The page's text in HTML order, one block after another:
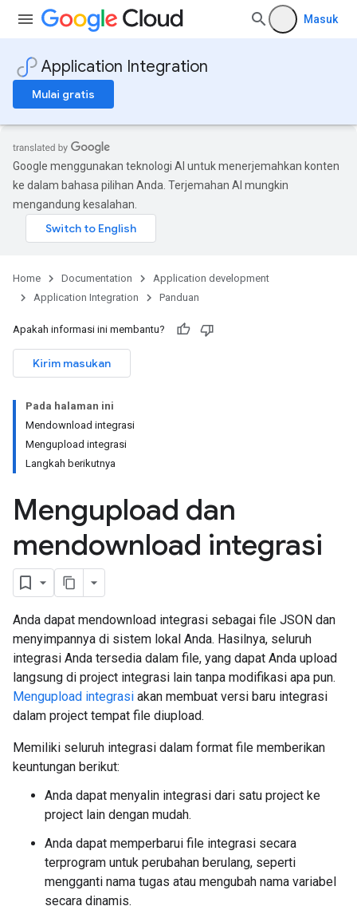
Masuk
Application Integration
Mulai gratis
Google menggunakan teknologi AI untuk menerjemahkan konten
ke dalam bahasa pilihan Anda. Terjemahan AI mungkin
mengandung kesalahan.
Home Documentation
Application development
Application Integration
Panduan
Apakah informasi ini membantu?
Kirim masukan
Pada halaman ini
Mendownload integrasi
Mengupload integrasi
Langkah berikutnya
Mengupload dan
mendownload integrasi
Anda dapat mendownload integrasi sebagai file JSON dan
menyimpannya di sistem lokal Anda. Hasilnya, seluruh
integrasi Anda tersedia dalam file, yang dapat Anda upload
langsung di project integrasi lain tanpa modifikasi apa pun.
Mengupload integrasi akan membuat versi baru integrasi
dalam project tempat file diupload.
Memiliki seluruh integrasi dalam format file memberikan
keuntungan berikut:
Anda dapat menyalin integrasi dari satu project ke
project lain dengan mudah.
Anda dapat memperbarui file integrasi secara
terprogram untuk perubahan berulang, seperti
mengganti nama tugas atau mengubah nama variabel
secara dinamis.